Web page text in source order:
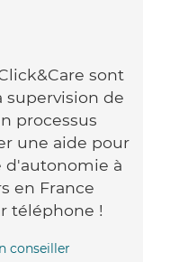
sont
supervision de
processus
une aide pour
d'autonomie à
en France
téléphone !
conseiller